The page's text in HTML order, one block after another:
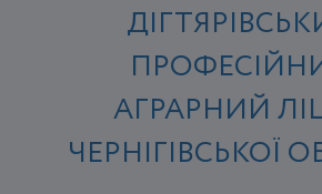
АГРАРНИЙ
ЧЕРНІГІВСЬКОЇ